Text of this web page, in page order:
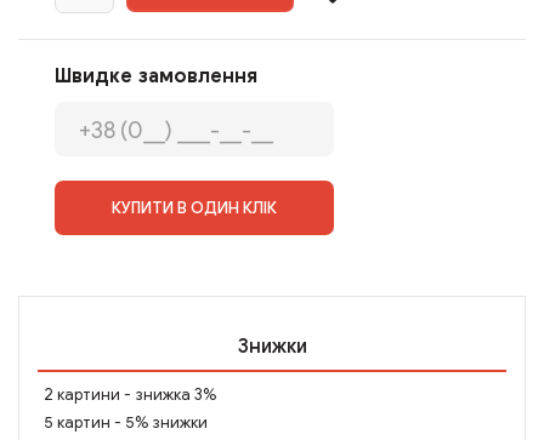
Швидке замовлення
КУПИТИ В ОДИН КЛІК
Знижки
2 картини - знижка 3%
5 картин - 5% знижки